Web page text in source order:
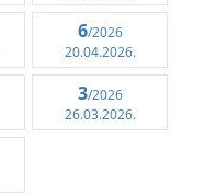
6/2026
20.04.2026.
3/2026
26.03.2026.